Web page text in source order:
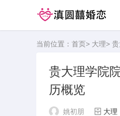
当前位置： 首页> 大理>
贵大理学院
历概览
姚初朋 大理